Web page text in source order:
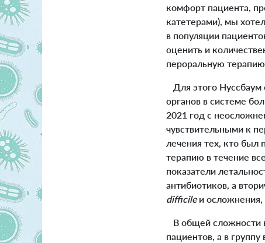
комфорт пациента,
катетерами), мы
в популяции
оценить и
пероральную
Для этого Нуссбаум
органов в системе
2021 год с
чувствительными к
лечения тех, кто был
терапию в течение
показатели
антибиотиков, а
difficileи осложнения,
В общей сложности
пациентов, а в